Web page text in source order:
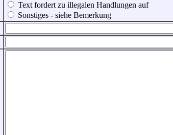
Text fordert zu illegalen Handlungen auf
Sonstiges - siehe Bemerkung